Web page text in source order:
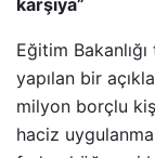
Eğitim
yapılan bir
milyon borçlu
haciz